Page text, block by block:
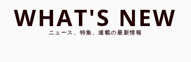
WHAT'S NEW
ニュース、特集、連載の最新情報